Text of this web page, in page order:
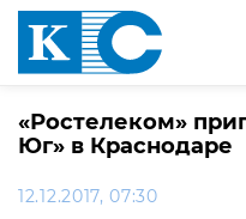
«Ростелеком»
Юг» в Краснодаре
12.12.2017, 07:30